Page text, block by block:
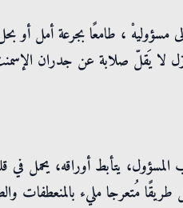
مسؤوليهْ ، طامعًا بجرعة أمل أو
لا يَقلّ صلابة عن جدران
يتأبط أوراقه، يحمل في
طريقًا مُتعرجا مليء بالمنعطفات